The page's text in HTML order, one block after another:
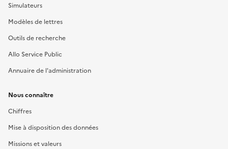
Simulateurs
Modèles de lettres
Outils de recherche
Allo Service Public
Annuaire de l'administration
Nous connaître
Chiffres
Mise à disposition des données
Missions et valeurs